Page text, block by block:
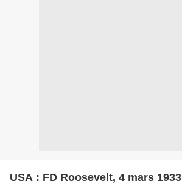
USA : FD Roosevelt, 4 mars 1933